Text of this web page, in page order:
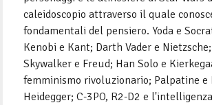
caleidoscopio attraverso il quale
fondamentali del pensiero. Yoda e
Kenobi e Kant; Darth Vader e
Skywalker e Freud; Han Solo e
femminismo rivoluzionario; Palpatine e
Heidegger; C-3PO, R2-D2 e